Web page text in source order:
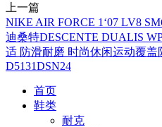
上一篇
NIKE AIR FORCE 1‘07 LV8
迪桑特DESCENTE DUALIS
适 防滑耐磨 时尚休闲运动覆盖
D5131DSN24
首页
鞋类
耐克